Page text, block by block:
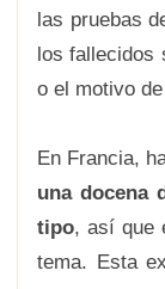
las pruebas
los fallecidos
o el motivo
En Francia,
una docena
tipo, así que
tema. Esta